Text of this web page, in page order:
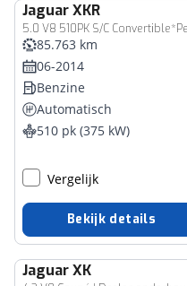
JaguarXKR
85.763 km
06-2014
Benzine
Automatisch
510 pk (375 kW)
Vergelijk
Bekijk details
JaguarXK